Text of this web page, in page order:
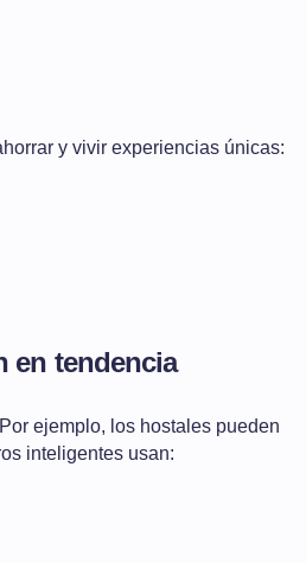
y vivir experiencias únicas:
en tendencia
ejemplo, los hostales pueden
inteligentes usan: